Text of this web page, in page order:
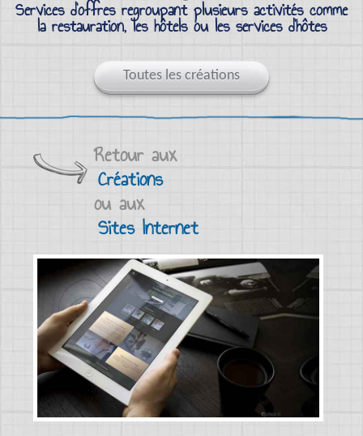
Services d'offres regroupant plusieurs activités comme
la restauration, les hôtels ou les services d'hôtes
Toutes les créations
Retour aux
Créations
ou aux
Sites Internet